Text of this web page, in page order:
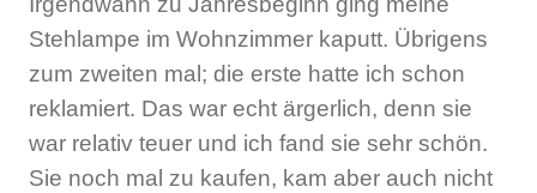
Stehlampe im Wohnzimmer kaputt. Übrigens
zum zweiten mal; die erste hatte ich schon
reklamiert. Das war echt ärgerlich, denn sie
war relativ teuer und ich fand sie sehr schön.
Sie noch mal zu kaufen, kam aber auch nicht